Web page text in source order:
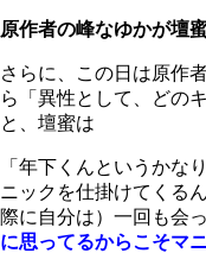
原作者の峰なゆかが壇
さらに、この日は原作
ら「異性として、どの
と、壇蜜は
「年下くんというかな
ニックを仕掛けてくる
際に自分は）一回も会
に思ってるからこそマ